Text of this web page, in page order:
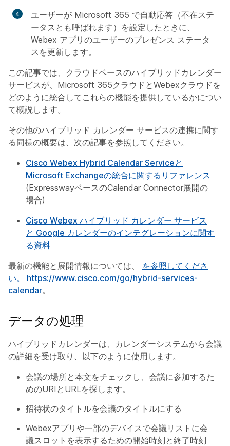
ユーザーが Microsoft 365 で自動応答（不在ステ
ータスとも呼ばれます）を設定したときに、
Webex アプリのユーザーのプレゼンス ステータ
スを更新します。
この記事では、クラウドベースのハイブリッドカレンダー
サービスが、Microsoft 365クラウドとWebexクラウドを
どのように統合してこれらの機能を提供しているかについ
て概説します。
その他のハイブリッド カレンダー サービスの連携に関す
る同様の概要は、次の記事を参照してください。
Cisco Webex Hybrid Calendar Serviceと
Microsoft Exchangeの統合に関するリファレンス
(ExpresswayベースのCalendar Connector展開の
場合)
Cisco Webex ハイブリッド カレンダー サービス
と Google カレンダーのインテグレーションに関す
る資料
最新の機能と展開情報については、 を参照してくださ
い。 https:/​/​www.cisco.com/​go/​hybrid-services-
calendar。
データの処理
ハイブリッドカレンダーは、カレンダーシステムから会議
の詳細を受け取り、以下のように使用します。
会議の場所と本文をチェックし、会議に参加するた
めのURIとURLを探します。
招待状のタイトルを会議のタイトルにする
Webexアプリや一部のデバイスで会議リストに会
議スロットを表示するための開始時刻と終了時刻